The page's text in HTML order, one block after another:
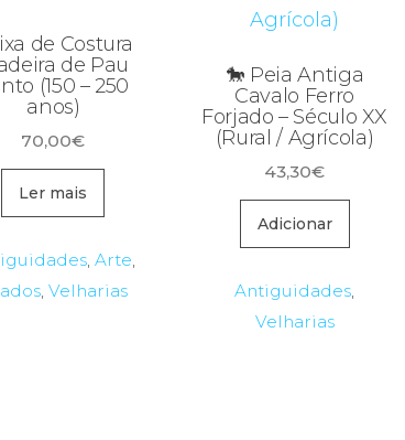
de Costura
de Pau
(150 – 250
anos)
70,00€
Ler mais
,Arte,
,Velharias
🐎 Peia Antiga
Cavalo Ferro
Forjado – Século XX
(Rural / Agrícola)
43,30€
Adicionar
Antiguidades,
Velharias